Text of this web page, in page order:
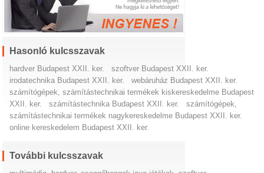
Hasonló kulcsszavak
hardver Budapest XXII. ker.
szoftver Budapest XXII. ker.
irodatechnika Budapest XXII. ker.
webáruház Budapest XXII. ker.
számítógépek, számítástechnikai termékek kiskereskedelme Budapest
XXII. ker.
számítástechnika Budapest XXII. ker.
számítógépek,
számítástechnikai termékek nagykereskedelme Budapest XXII. ker.
online kereskedelem Budapest XXII. ker.
További kulcsszavak